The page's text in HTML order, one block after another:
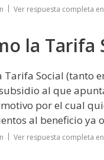
Ver respuesta completa
la
Tarifa Social (tanto
al que
motivo por el cual
al beneficio ya
Ver respuesta completa